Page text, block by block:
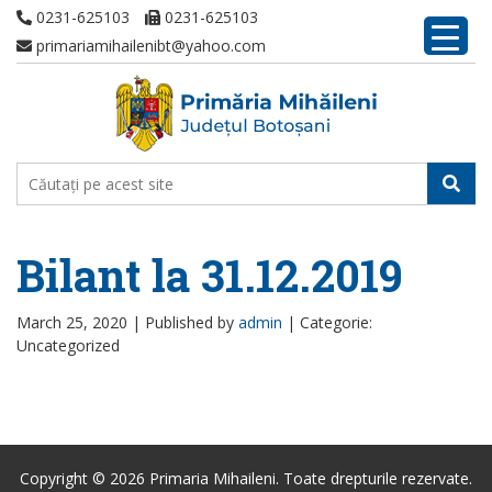
0231-625103
0231-625103
primariamihailenibt@yahoo.com
Bilant la 31.12.2019
March 25, 2020 | Published by admin | Categorie:
Uncategorized
Copyright © 2026 Primaria Mihaileni. Toate drepturile rezervate.